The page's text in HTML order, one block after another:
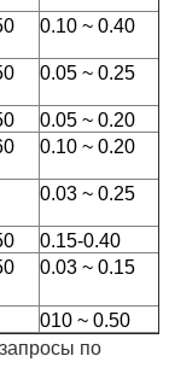
0.10 ~ 0.40
0.05 ~ 0.25
0.05 ~ 0.20
0.10 ~ 0.20
0.03 ~ 0.25
0.15-0.40
0.03 ~ 0.15
010 ~ 0.50
по